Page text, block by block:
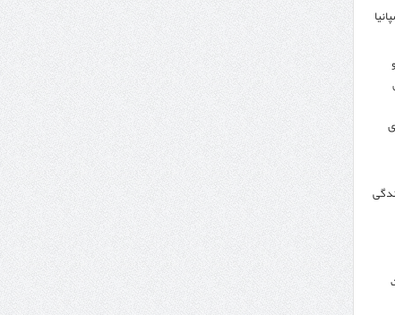
اردبیل و مدیرعامل بانک سینا محقق شد؛